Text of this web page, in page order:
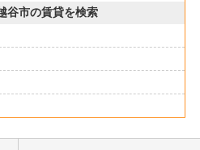
谷市の賃貸を検索